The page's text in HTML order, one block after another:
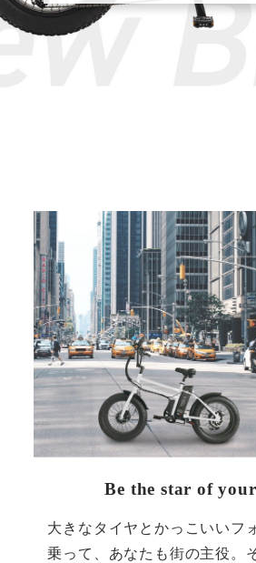
Be the star of
大きなタイヤとかっこいいフ
乗って、あなたも街の主役。